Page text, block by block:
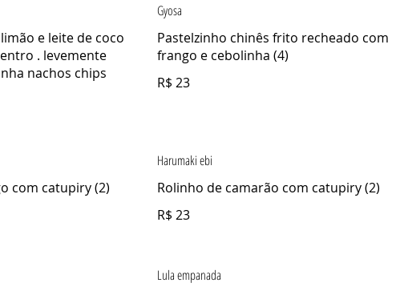
e leite de coco
. levemente
nachos chips
Gyosa
Pastelzinho chinês frito recheado com
frango e cebolinha (4)
R$ 23
com catupiry (2)
Harumaki ebi
Rolinho de camarão com catupiry (2)
R$ 23
Lula empanada